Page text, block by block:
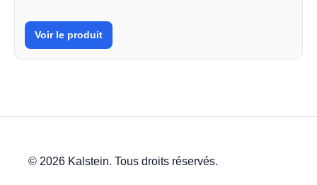
Voir le produit
© 2026 Kalstein. Tous droits réservés.